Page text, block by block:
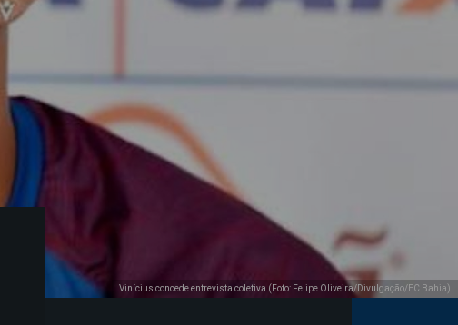
Vinícius concede entrevista coletiva (Foto: Felipe Oliveira/Divulgação/EC Bahia)